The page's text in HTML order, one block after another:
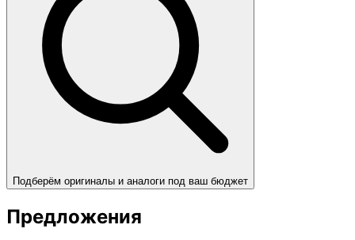
Подберём оригиналы и аналоги под ваш бюджет
Предложения